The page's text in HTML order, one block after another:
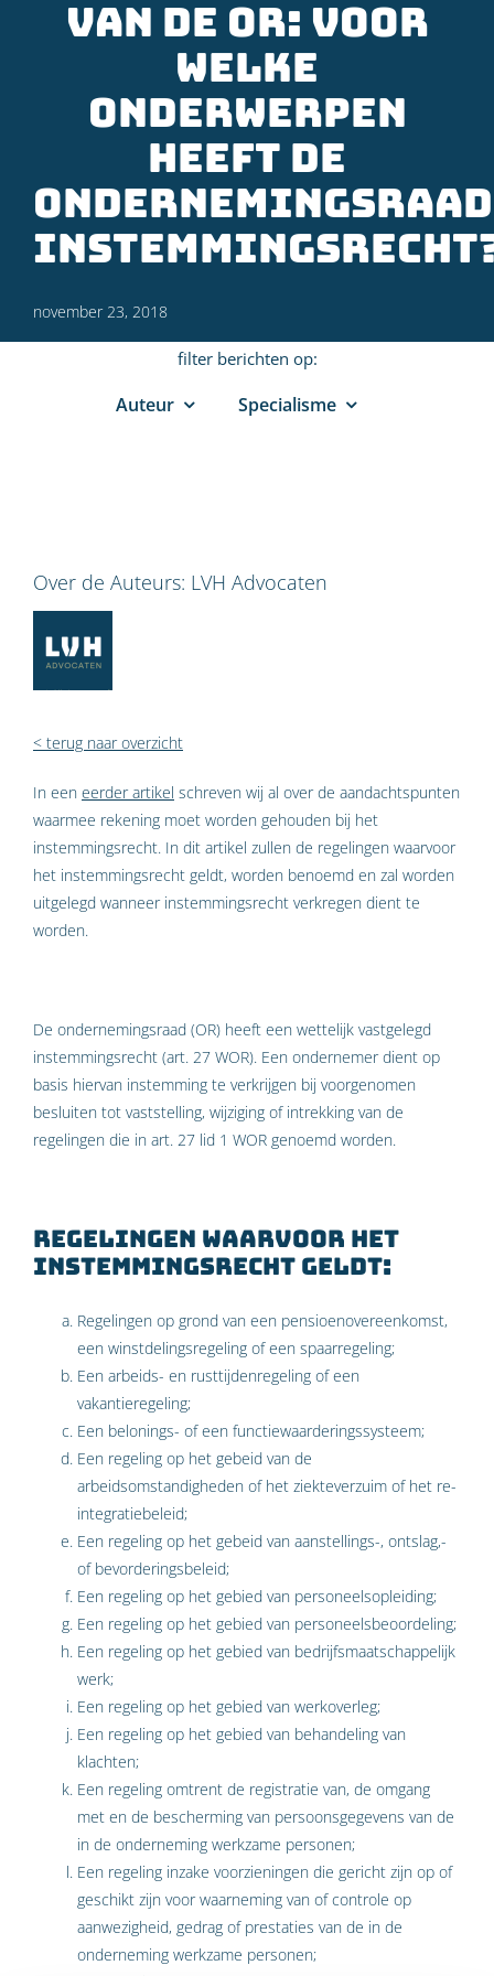
van de OR: voor
welke
onderwerpen
heeft de
ondernemingsraad
november 23, 2018
filter berichten op:
Auteur Specialisme
Over de Auteurs: LVH Advocaten
< terug naar overzicht
In een eerder artikel schreven wij al over de aandachtspunten
waarmee rekening moet worden gehouden bij het
instemmingsrecht. In dit artikel zullen de regelingen waarvoor
het instemmingsrecht geldt, worden benoemd en zal worden
uitgelegd wanneer instemmingsrecht verkregen dient te
worden.
De ondernemingsraad (OR) heeft een wettelijk vastgelegd
instemmingsrecht (art. 27 WOR). Een ondernemer dient op
basis hiervan instemming te verkrijgen bij voorgenomen
besluiten tot vaststelling, wijziging of intrekking van de
regelingen die in art. 27 lid 1 WOR genoemd worden.
Regelingen waarvoor het
instemmingsrecht geldt:
Regelingen op grond van een pensioenovereenkomst,
een winstdelingsregeling of een spaarregeling;
Een arbeids- en rusttijdenregeling of een
vakantieregeling;
Een belonings- of een functiewaarderingssysteem;
Een regeling op het gebeid van de
arbeidsomstandigheden of het ziekteverzuim of het re-
integratiebeleid;
Een regeling op het gebeid van aanstellings-, ontslag,-
of bevorderingsbeleid;
Een regeling op het gebied van personeelsopleiding;
Een regeling op het gebied van personeelsbeoordeling;
Een regeling op het gebied van bedrijfsmaatschappelijk
werk;
Een regeling op het gebied van werkoverleg;
Een regeling op het gebied van behandeling van
klachten;
Een regeling omtrent de registratie van, de omgang
met en de bescherming van persoonsgegevens van de
in de onderneming werkzame personen;
Een regeling inzake voorzieningen die gericht zijn op of
geschikt zijn voor waarneming van of controle op
aanwezigheid, gedrag of prestaties van de in de
onderneming werkzame personen;